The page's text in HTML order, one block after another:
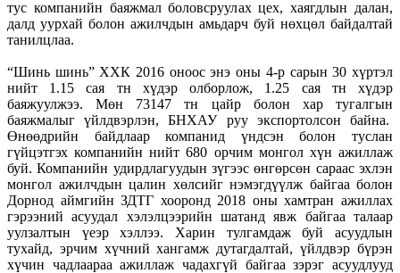
тус компанийн баяжмал боловсруулах цех, хаягдлын далан,
далд уурхай болон ажилчдын амьдарч буй нөхцөл байдалтай
танилцлаа.
“Шинь шинь” ХХК 2016 оноос энэ оны 4-р сарын 30 хүртэл
нийт 1.15 сая тн хүдэр олборлож, 1.25 сая тн хүдэр
баяжуулжээ. Мөн 73147 тн цайр болон хар тугалгын
баяжмалыг үйлдвэрлэн, БНХАУ руу экспортолсон байна.
Өнөөдрийн байдлаар компанид үндсэн болон туслан
гүйцэтгэх компанийн нийт 680 орчим монгол хүн ажиллаж
буй. Компанийн удирдлагуудын зүгээс өнгөрсөн сараас эхлэн
монгол ажилчдын цалин хөлсийг нэмэгдүүлж байгаа болон
Дорнод аймгийн ЗДТГ хооронд 2018 оны хамтран ажиллах
гэрээний асуудал хэлэлцээрийн шатанд явж байгаа талаар
уулзалтын үеэр хэллээ. Харин тулгамдаж буй асуудлын
тухайд, эрчим хүчний хангамж дутагдалтай, үйлдвэр бүрэн
хүчин чадлаараа ажиллаж чадахгүй байгаа зэрэг асуудлууд